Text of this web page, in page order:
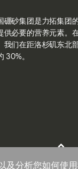
硼砂集团是力拓集团
供必要的营养元素。
我们在距洛杉矶东北
30%。
分析您如何使